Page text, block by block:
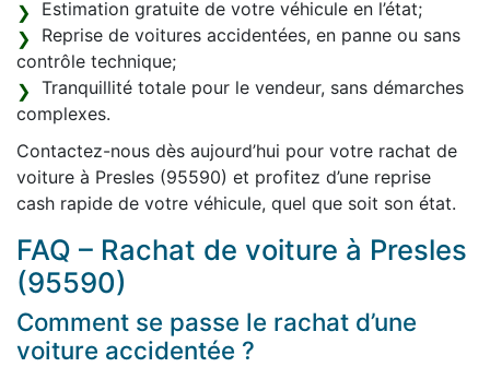
Estimation gratuite de votre véhicule en l’état;
Reprise de voitures accidentées, en panne ou sans
contrôle technique;
Tranquillité totale pour le vendeur, sans démarches
complexes.
Contactez-nous dès aujourd’hui pour votre rachat de
voiture à Presles (95590) et profitez d’une reprise
cash rapide de votre véhicule, quel que soit son état.
FAQ – Rachat de voiture à Presles
(95590)
Comment se passe le rachat d’une
voiture accidentée ?